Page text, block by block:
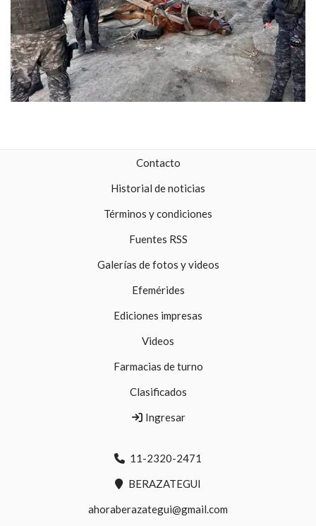
Contacto
Historial de noticias
Términos y condiciones
Fuentes RSS
Galerías de fotos y videos
Efemérides
Ediciones impresas
Videos
Farmacias de turno
Clasificados
Ingresar
11-2320-2471
BERAZATEGUI
ahoraberazategui@gmail.com